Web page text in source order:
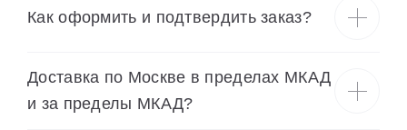
Как оформить и подтвердить заказ?
Доставка по Москве в пределах МКАД
и за пределы МКАД?